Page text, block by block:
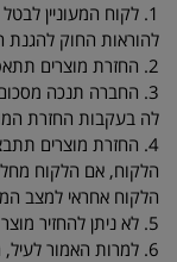
1. לקוח המעוניין
להוראות החוק להגנת
2. החזרת מוצרים תתאפשר אך ורק בשלמותם ובאריזתם המקורית.
3. החברה תנכה
לה בעקבות החזרת
4. החזרת מוצרים
הלקוח, אם הלקוח
הלקוח אחראי למצב
5. לא ניתן להחזיר מוצר שנעשה בו שימוש.
6. למרות האמור